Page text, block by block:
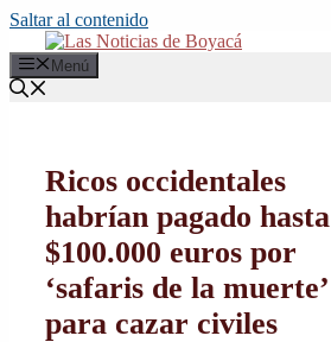
Saltar al contenido
Menú
Ricos occidentales
habrían pagado hasta
$100.000 euros por
‘safaris de la muerte’
para cazar civiles